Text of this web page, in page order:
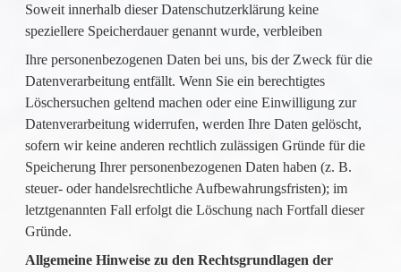
Soweit innerhalb dieser Datenschutzerklärung keine
speziellere Speicherdauer genannt wurde, verbleiben
Ihre personenbezogenen Daten bei uns, bis der Zweck für die
Datenverarbeitung entfällt. Wenn Sie ein berechtigtes
Löschersuchen geltend machen oder eine Einwilligung zur
Datenverarbeitung widerrufen, werden Ihre Daten gelöscht,
sofern wir keine anderen rechtlich zulässigen Gründe für die
Speicherung Ihrer personenbezogenen Daten haben (z. B.
steuer- oder handelsrechtliche Aufbewahrungsfristen); im
letztgenannten Fall erfolgt die Löschung nach Fortfall dieser
Gründe.
Allgemeine Hinweise zu den Rechtsgrundlagen der